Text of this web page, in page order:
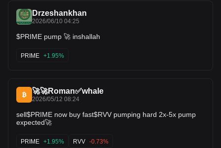
Drzeshankhan
2026/06/10 04:25
$PRIME pump 🚀 inshallah
PRIME +1.95%
🚀🚀Roman✅whale
2026/05/12 08:24
sell$PRIME now buy fast$RVV pumping hard 2x-5x pump
expected🚀
PRIME +1.95% RVV -0.73%